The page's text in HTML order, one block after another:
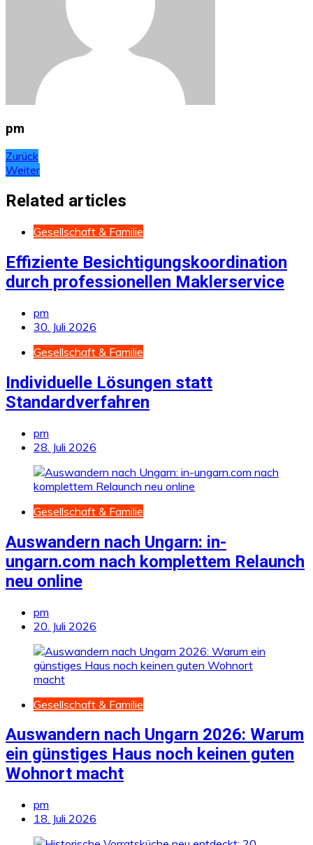
pm
Beitragsnavigation
Zurück
Weiter
Related articles
Gesellschaft & Familie
Effiziente Besichtigungskoordination
durch professionellen Maklerservice
pm
30. Juli 2026
Gesellschaft & Familie
Individuelle Lösungen statt
Standardverfahren
pm
28. Juli 2026
Gesellschaft & Familie
Auswandern nach Ungarn: in-
ungarn.com nach komplettem Relaunch
neu online
pm
20. Juli 2026
Gesellschaft & Familie
Auswandern nach Ungarn 2026: Warum
ein günstiges Haus noch keinen guten
Wohnort macht
pm
18. Juli 2026